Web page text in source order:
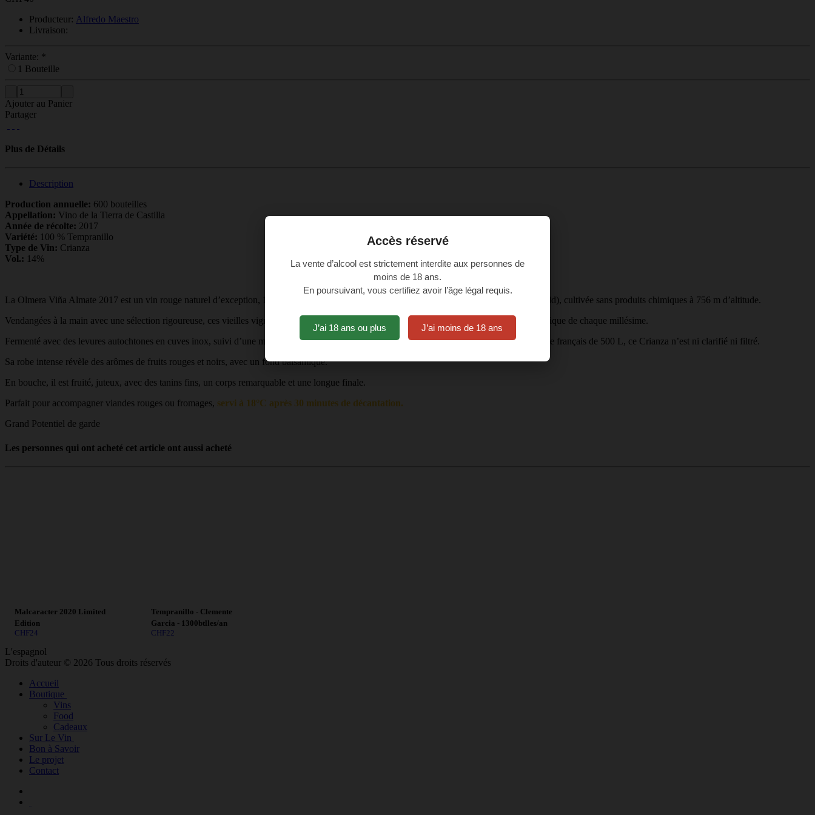
Accès réservé
La vente d’alcool est strictement interdite aux personnes de
moins de 18 ans.
En poursuivant, vous certifiez avoir l’âge légal requis.
J’ai 18 ans ou plus J’ai moins de 18 ans
Producteur: Alfredo Maestro
Livraison:
Variante: *
1 Bouteille
Ajouter au Panier
Partager
Plus de Détails
Description
Production annuelle: 600 bouteilles
Appellation: Vino de la Tierra de Castilla
Année de récolte: 2017
Variété: 100 % Tempranillo
Type de Vin: Crianza
Vol.: 14%
La Olmera Viña Almate 2017 est un vin rouge naturel d’exception, 100 % Tempranillo, issu d’une unique parcelle à Bocos de Duero (Valladolid), cultivée sans produits chimiques à 756 m d’altitude.
Vendangées à la main avec une sélection rigoureuse, ces vieilles vignes non irriguées produisent seulement 600 bouteilles, reflétant le terroir unique de chaque millésime.
Fermenté avec des levures autochtones en cuves inox, suivi d’une macération de 20 à 30 jours et d’un élevage de 12 mois en barriques de chêne français de 500 L, ce Crianza n’est ni clarifié ni filtré.
Sa robe intense révèle des arômes de fruits rouges et noirs, avec un fond balsamique.
En bouche, il est fruité, juteux, avec des tanins fins, un corps remarquable et une longue finale.
Parfait pour accompagner viandes rouges ou fromages, servi à 18°C après 30 minutes de décantation.
Grand Potentiel de garde
Les personnes qui ont acheté cet article ont aussi acheté
Malcaracter 2020 Limited
Edition
CHF24
Tempranillo - Clemente
Garcia - 1300btlles/an
CHF22
L'espagnol
Droits d'auteur © 2026 Tous droits réservés
Accueil
Boutique
Vins
Food
Cadeaux
Sur Le Vin
Bon à Savoir
Le projet
Contact